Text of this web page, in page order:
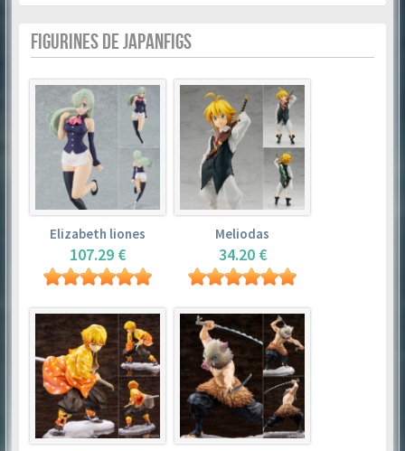
FIGURINES DE JAPANFIGS
Elizabeth liones
107.29 €
Meliodas
34.20 €